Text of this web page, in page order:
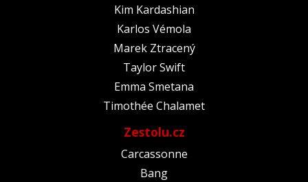
Kim Kardashian
Karlos Vémola
Marek Ztracený
Taylor Swift
Emma Smetana
Timothée Chalamet
Zestolu.cz
Carcassonne
Bang